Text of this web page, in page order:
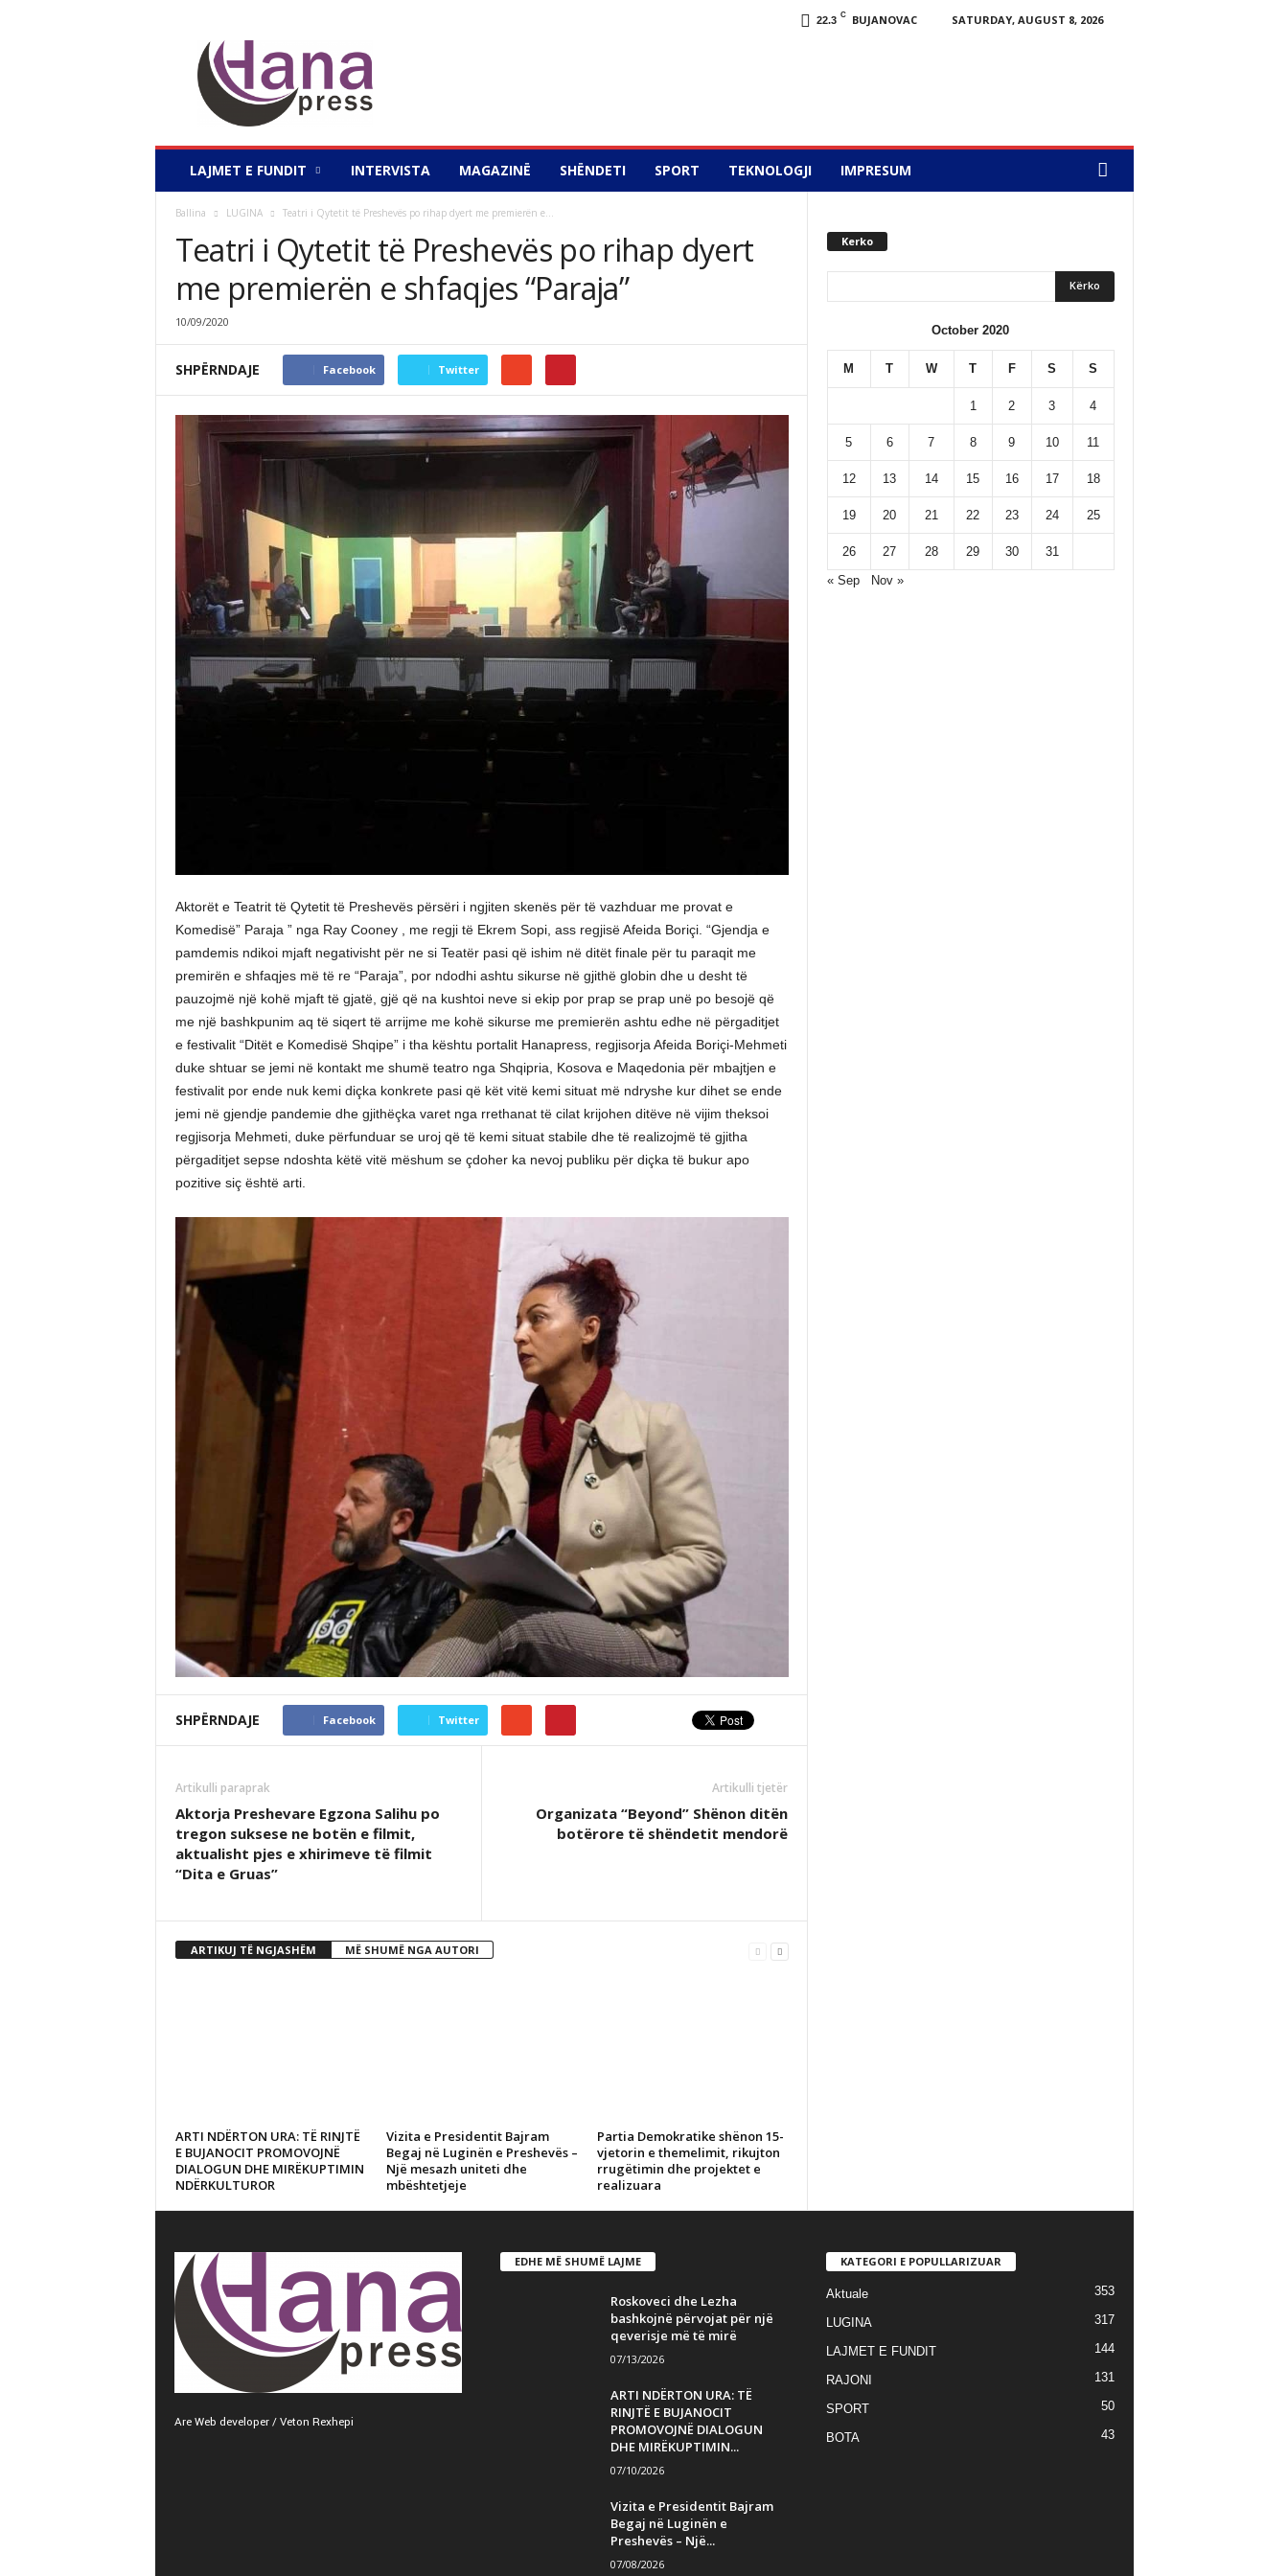
22.3 C BUJANOVAC
SATURDAY, AUGUST 8, 2026
LAJMET E FUNDIT INTERVISTA MAGAZINË SHËNDETI SPORT TEKNOLOGJI IMPRESUM
Ballina LUGINA Teatri i Qytetit të Preshevës po rihap dyert me premierën e...
Teatri i Qytetit të Preshevës po rihap dyert
me premierën e shfaqjes “Paraja”
10/09/2020
SHPËRNDAJE Facebook Twitter
Aktorët e Teatrit të Qytetit të Preshevës përsëri i ngjiten skenës për të vazhduar me provat e
Komedisë” Paraja ” nga Ray Cooney , me regji të Ekrem Sopi, ass regjisë Afeida Boriçi. “Gjendja e
pamdemis ndikoi mjaft negativisht për ne si Teatër pasi që ishim në ditët finale për tu paraqit me
premirën e shfaqjes më të re “Paraja”, por ndodhi ashtu sikurse në gjithë globin dhe u desht të
pauzojmë një kohë mjaft të gjatë, gjë që na kushtoi neve si ekip por prap se prap unë po besojë që
me një bashkpunim aq të siqert të arrijme me kohë sikurse me premierën ashtu edhe në përgaditjet
e festivalit “Ditët e Komedisë Shqipe” i tha kështu portalit Hanapress, regjisorja Afeida Boriçi-Mehmeti
duke shtuar se jemi në kontakt me shumë teatro nga Shqipria, Kosova e Maqedonia për mbajtjen e
festivalit por ende nuk kemi diçka konkrete pasi që kët vitë kemi situat më ndryshe kur dihet se ende
jemi në gjendje pandemie dhe gjithëçka varet nga rrethanat të cilat krijohen ditëve në vijim theksoi
regjisorja Mehmeti, duke përfunduar se uroj që të kemi situat stabile dhe të realizojmë të gjitha
përgaditjet sepse ndoshta këtë vitë mëshum se çdoher ka nevoj publiku për diçka të bukur apo
pozitive siç është arti.
SHPËRNDAJE Facebook Twitter
Artikulli paraprak
Aktorja Preshevare Egzona Salihu po
tregon suksese ne botën e filmit,
aktualisht pjes e xhirimeve të filmit
“Dita e Gruas”
Artikulli tjetër
Organizata “Beyond” Shënon ditën
botërore të shëndetit mendorë
ARTIKUJ TË NGJASHËM MË SHUMË NGA AUTORI
ARTI NDËRTON URA: TË RINJTË
E BUJANOCIT PROMOVOJNË
DIALOGUN DHE MIRËKUPTIMIN
NDËRKULTUROR
Vizita e Presidentit Bajram
Begaj në Luginën e Preshevës –
Një mesazh uniteti dhe
mbështetjeje
Partia Demokratike shënon 15-
vjetorin e themelimit, rikujton
rrugëtimin dhe projektet e
realizuara
Kerko
October 2020
M T W T F S S
1 2 3 4
5 6 7 8 9 10 11
12 13 14 15 16 17 18
19 20 21 22 23 24 25
26 27 28 29 30
31
« Sep
Nov »
Are Web developer / Veton Rexhepi
EDHE MË SHUMË LAJME
Roskoveci dhe Lezha
bashkojnë përvojat për një
qeverisje më të mirë
07/13/2026
ARTI NDËRTON URA: TË
RINJTË E BUJANOCIT
PROMOVOJNË DIALOGUN
DHE MIRËKUPTIMIN...
07/10/2026
Vizita e Presidentit Bajram
Begaj në Luginën e
Preshevës – Një...
07/08/2026
KATEGORI E POPULLARIZUAR
Aktuale 353
LUGINA 317
LAJMET E FUNDIT 144
RAJONI 131
SPORT 50
BOTA 43